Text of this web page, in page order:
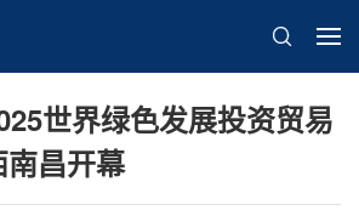
世界绿色发展投资贸易
昌开幕